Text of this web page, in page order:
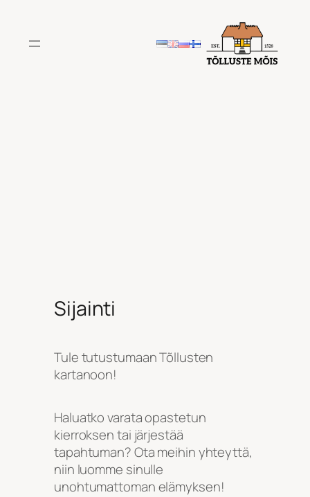
Sijainti
Tule tutustumaan Tõllusten
kartanoon!
Haluatko varata opastetun
kierroksen tai järjestää
tapahtuman? Ota meihin yhteyttä,
niin luomme sinulle
unohtumattoman elämyksen!